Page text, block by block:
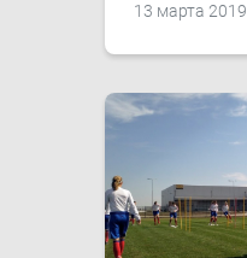
13 марта 2019